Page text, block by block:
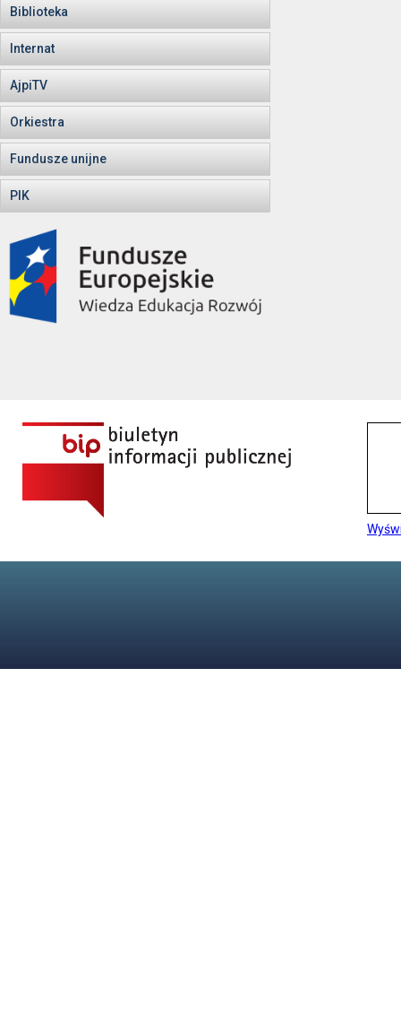
Biblioteka
Internat
AjpiTV
Orkiestra
Fundusze unijne
PIK